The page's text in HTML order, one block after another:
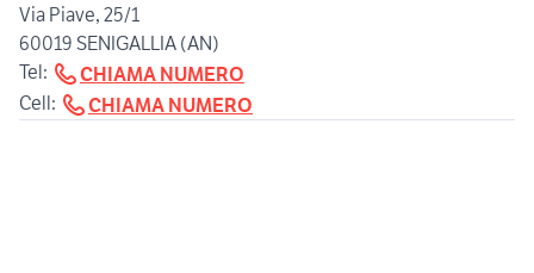
Via Piave, 25/1
60019 SENIGALLIA (AN)
Tel:
CHIAMA NUMERO
Cell:
CHIAMA NUMERO